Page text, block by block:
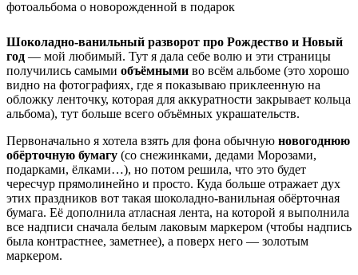
Шоколадно-ванильный разворот про Рождество и Новый
год — мой любимый. Тут я дала себе волю и эти страницы
получились самыми объёмными во всём альбоме (это хорошо
видно на фотографиях, где я показываю приклеенную на
обложку ленточку, которая для аккуратности закрывает кольца
альбома), тут больше всего объёмных украшательств.
Первоначально я хотела взять для фона обычную новогоднюю
обёрточную бумагу (со снежинками, дедами Морозами,
подарками, ёлками…), но потом решила, что это будет
чересчур прямолинейно и просто. Куда больше отражает дух
этих праздников вот такая шоколадно-ванильная обёрточная
бумага. Её дополнила атласная лента, на которой я выполнила
все надписи сначала белым лаковым маркером (чтобы надпись
была контрастнее, заметнее), а поверх него — золотым
маркером.